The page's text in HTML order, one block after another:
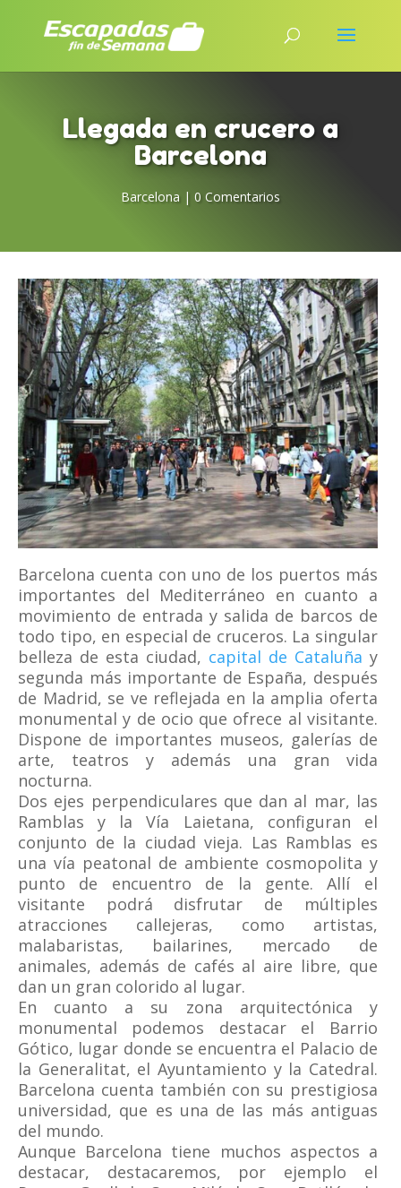
Llegada en crucero a
Barcelona
Barcelona | 0 Comentarios
Barcelona cuenta con uno de los puertos más
importantes del Mediterráneo en cuanto a
movimiento de entrada y salida de barcos de
todo tipo, en especial de cruceros. La singular
belleza de esta ciudad, capital de Cataluña y
segunda más importante de España, después
de Madrid, se ve reflejada en la amplia oferta
monumental y de ocio que ofrece al visitante.
Dispone de importantes museos, galerías de
arte, teatros y además una gran vida
nocturna.
Dos ejes perpendiculares que dan al mar, las
Ramblas y la Vía Laietana, configuran el
conjunto de la ciudad vieja. Las Ramblas es
una vía peatonal de ambiente cosmopolita y
punto de encuentro de la gente. Allí el
visitante podrá disfrutar de múltiples
atracciones callejeras, como artistas,
malabaristas, bailarines, mercado de
animales, además de cafés al aire libre, que
dan un gran colorido al lugar.
En cuanto a su zona arquitectónica y
monumental podemos destacar el Barrio
Gótico, lugar donde se encuentra el Palacio de
la Generalitat, el Ayuntamiento y la Catedral.
Barcelona cuenta también con su prestigiosa
universidad, que es una de las más antiguas
del mundo.
Aunque Barcelona tiene muchos aspectos a
destacar, destacaremos, por ejemplo el